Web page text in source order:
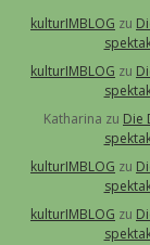
kulturIMBLOG zu
kulturIMBLOG zu
Katharina zu Die
kulturIMBLOG zu
kulturIMBLOG zu